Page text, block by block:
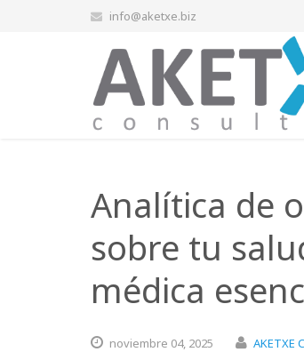
info@aketxe.biz
Analítica de
sobre tu
médica
noviembre 04, 2025 AKETXE